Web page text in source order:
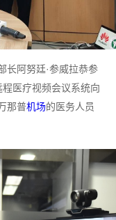
长阿努廷·参威拉恭参
医疗视频会议系统向
那普机场的医务人员